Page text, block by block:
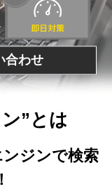
合わせ
”とは
ジンで検索